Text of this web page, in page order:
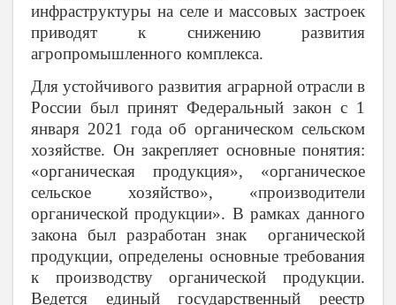
инфраструктуры на селе и массовых застроек
приводят к снижению развития
агропромышленного комплекса.
Для устойчивого развития аграрной отрасли в
России был принят Федеральный закон с 1
января 2021 года об органическом сельском
хозяйстве. Он закрепляет основные понятия:
«органическая продукция», «органическое
сельское хозяйство», «производители
органической продукции». В рамках данного
закона был разработан знак органической
продукции, определены основные требования
к производству органической продукции.
Ведется единый государственный реестр